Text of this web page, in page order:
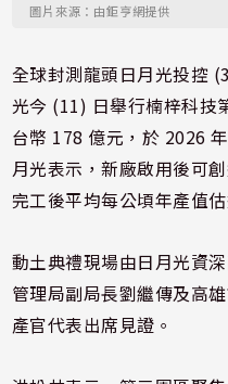
圖片來源：由鉅亨網提供
全球封測龍頭日月光投控
光今 (11) 日舉行楠梓科技
台幣 178 億元，於 2026
月光表示，新廠啟用後可
完工後平均每公頃年產值
動土典禮現場由日月光資
管理局副局長劉繼傳及高
產官代表出席見證。